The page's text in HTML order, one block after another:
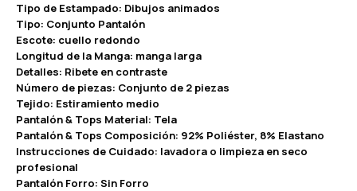
Tipo de Estampado: Dibujos animados
Tipo: Conjunto Pantalón
Escote: cuello redondo
Longitud de la Manga: manga larga
Detalles: Ribete en contraste
Número de piezas: Conjunto de 2 piezas
Tejido: Estiramiento medio
Pantalón & Tops Material: Tela
Pantalón & Tops Composición: 92% Poliéster, 8% Elastano
Instrucciones de Cuidado: lavadora o limpieza en seco
profesional
Pantalón Forro: Sin Forro